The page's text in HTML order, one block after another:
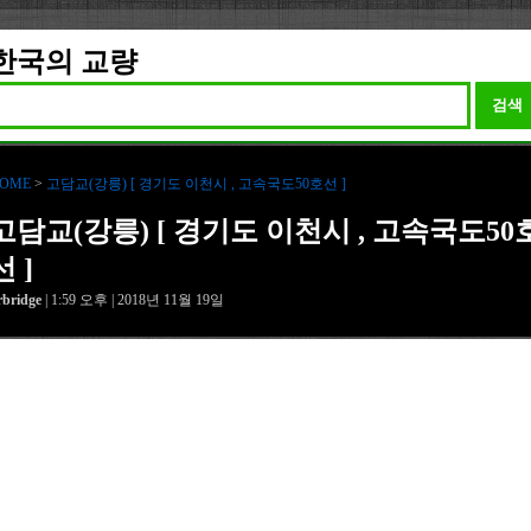
국의 교량
검색
> 고담교(강릉) [ 경기도 이천시 , 고속국도50호선 ]
담교(강릉) [ 경기도 이천시 , 고속국도50
]
| 1:59 오후 | 2018년 11월 19일